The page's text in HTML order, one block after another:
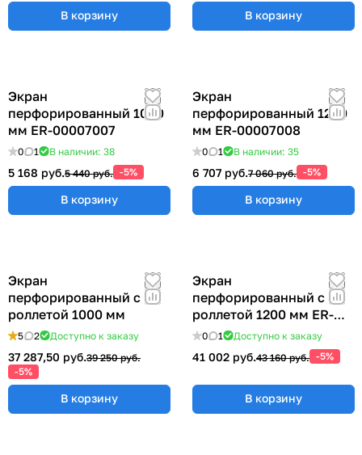
В корзину В корзину
Экран
перфорированный 1000
мм ER-00007007
0 1 В наличии: 38
5 168 руб.5 440 руб. -5%
В корзину
Экран
перфорированный 1200
мм ER-00007008
0 1 В наличии: 35
6 707 руб.7 060 руб. -5%
В корзину
Экран
перфорированный с
роллетой 1000 мм
5 2 Доступно к заказу
37 287,50 руб.39 250 руб.
-5%
В корзину
Экран
перфорированный с
роллетой 1200 мм ER-
00022417
0 1 Доступно к заказу
41 002 руб.43 160 руб. -5%
В корзину